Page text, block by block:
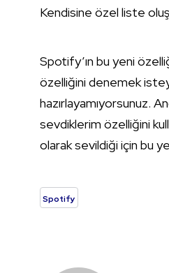
Kendisine özel liste
Spotify’ın bu yeni
özelliğini denemek
hazırlayamıyorsunuz.
sevdiklerim özelliğini
olarak sevildiği için bu
Spotify